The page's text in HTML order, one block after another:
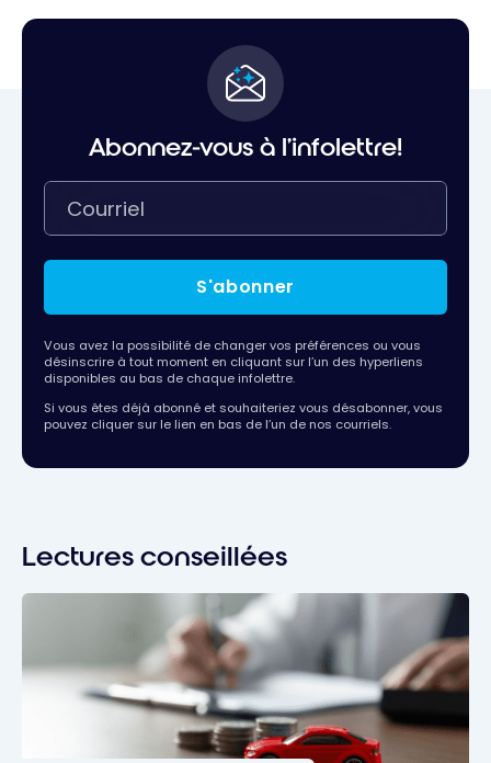
Abonnez-vous à l'infolettre!
S'abonner
Vous avez la possibilité de changer vos préférences ou vous
désinscrire à tout moment en cliquant sur l’un des hyperliens
disponibles au bas de chaque infolettre.
Si vous êtes déjà abonné et souhaiteriez vous désabonner, vous
pouvez cliquer sur le lien en bas de l’un de nos courriels.
Lectures conseillées